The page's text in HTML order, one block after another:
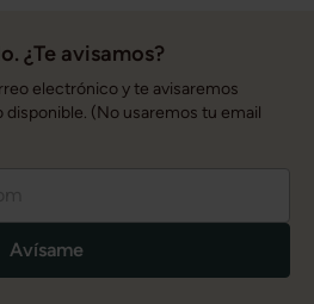
¿Te avisamos?
electrónico y te avisaremos
disponible. (No usaremos tu email
Avísame